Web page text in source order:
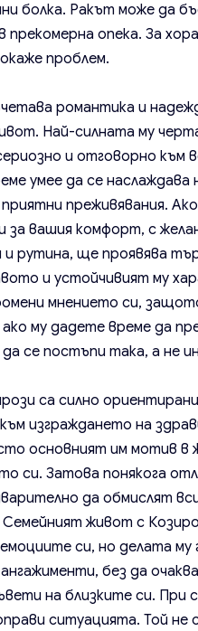
болка. Ракът може да
прекомерна опека. За
проблем.
романтика и
Най-силната му
и отговорно към
умее да се
преживявания.
за вашия комфорт, с
рутина, ще проявява
и устойчивият му
мнението си,
му дадете време да
се постъпи така, а не
са силно
изграждането на
основният им мотив в
си. Затова понякога
да обмислят
живот с
си, но делата
без да
на близките си. При
ситуацията. Той